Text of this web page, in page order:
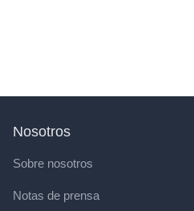
Nosotros
Sobre nosotros
Notas de prensa